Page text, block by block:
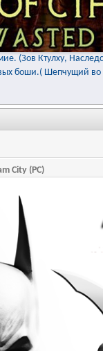
(Зов Ктулху,
боши.( Шепчущий во
City (PC)